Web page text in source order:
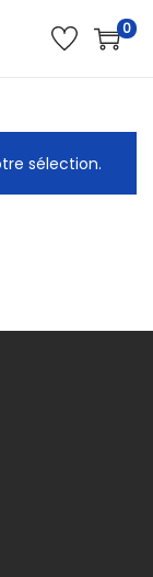
0
sélection.